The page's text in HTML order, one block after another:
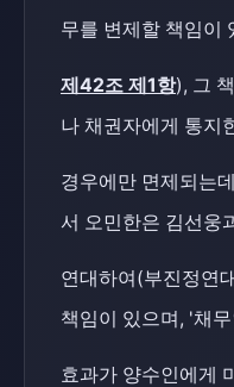
무를 변제할 책임이
제42조 제1항), 그
나 채권자에게 통지
경우에만 면제되는
서 오민한은 김선웅
연대하여(부진정연
책임이 있으며, '채
효과가 양수인에게